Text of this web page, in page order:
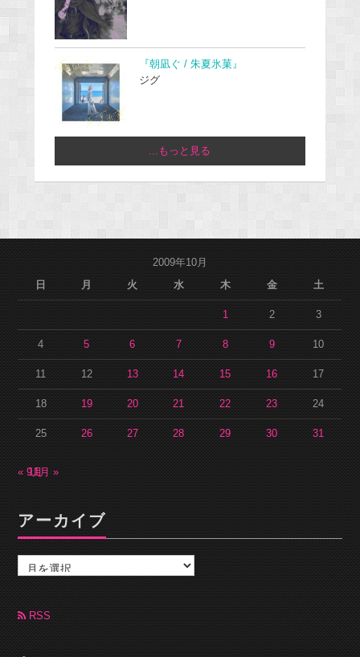
『朝凪ぐ / 朱夏氷菓』
ジグ
...もっと見る
2009年10月
日
月 火 水 木 金 土
1 2 3
4 5 6 7 8 9 10
11 12 13 14 15 16 17
18 19 20 21 22 23 24
25 26 27 28 29 30 31
« 9月
11月 »
アーカイブ
カ
ブRSS